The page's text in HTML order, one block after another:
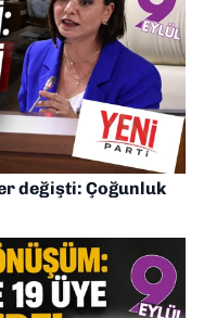
değişti: Çoğunluk